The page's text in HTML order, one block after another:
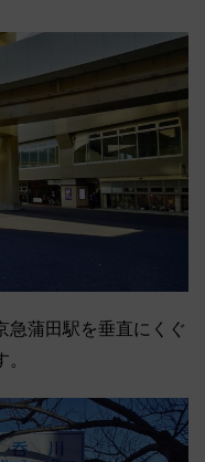
急蒲田駅を垂直にくぐ